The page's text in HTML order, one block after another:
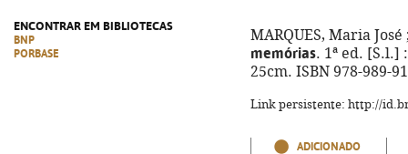
ENCONTRAR EM BIBLIOTECAS
BNP
PORBASE
MARQUES, Maria
memórias. 1ª ed. [S.l.]
25cm. ISBN 978-989-
Link persistente: http://
ADICIONADO